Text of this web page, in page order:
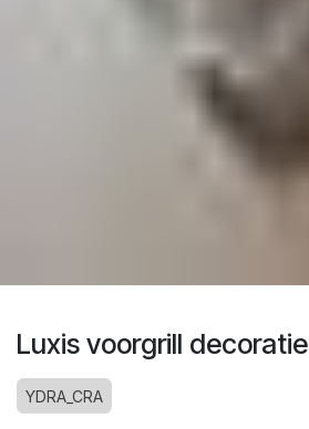
Luxis voorgrill decoratie
YDRA_CRA